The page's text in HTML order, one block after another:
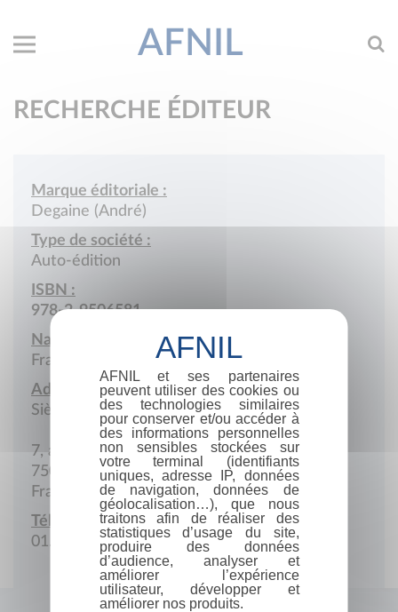
AFNIL
RECHERCHE ÉDITEUR
Marque éditoriale :
Degaine (André)
Type de société :
Auto-édition
ISBN :
978-2-9506581
Nationalité :
France
Adresse :
Siège social
7, av. Philippe-Auguste
75011 Paris
France
Téléphone :
01.43.73.58.19
AFNIL et ses partenaires
peuvent utiliser des cookies ou
des technologies similaires
pour conserver et/ou accéder à
des informations personnelles
non sensibles stockées sur
votre terminal (identifiants
uniques, adresse IP, données
de navigation, données de
géolocalisation…), que nous
traitons afin de réaliser des
statistiques d’usage du site,
produire des données
d’audience, analyser et
améliorer l’expérience
utilisateur, développer et
améliorer nos produits.